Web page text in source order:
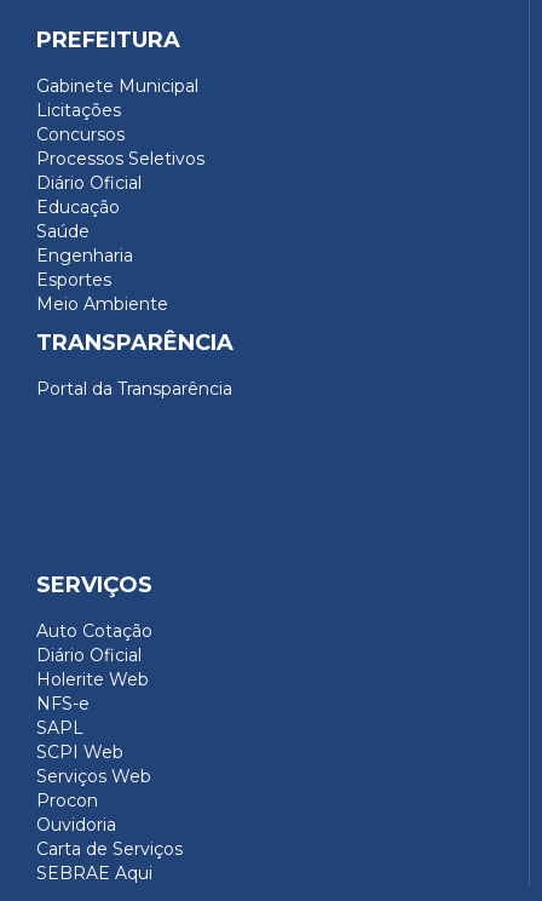
PREFEITURA
Gabinete Municipal
Licitações
Concursos
Processos Seletivos
Diário Oficial
Educação
Saúde
Engenharia
Esportes
Meio Ambiente
TRANSPARÊNCIA
Portal da Transparência
SERVIÇOS
Auto Cotação
Diário Oficial
Holerite Web
NFS-e
SAPL
SCPI Web
Serviços Web
Procon
Ouvidoria
Carta de Serviços
SEBRAE Aqui